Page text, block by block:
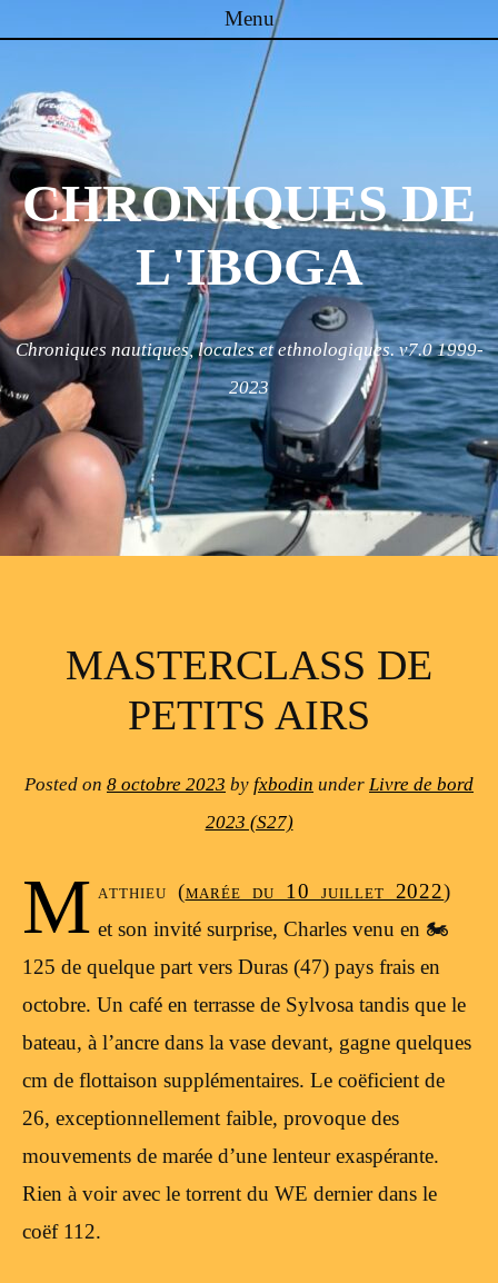
Menu
CHRONIQUES DE
L'IBOGA
Chroniques nautiques, locales et ethnologiques. v7.0 1999-
2023
MASTERCLASS DE
PETITS AIRS
Posted on 8 octobre 2023 by fxbodin under Livre de bord
2023 (S27)
M atthieu (marée du 10 juillet 2022)
et son invité surprise, Charles venu en 🏍️
125 de quelque part vers Duras (47) pays frais en
octobre. Un café en terrasse de Sylvosa tandis que le
bateau, à l’ancre dans la vase devant, gagne quelques
cm de flottaison supplémentaires. Le coëficient de
26, exceptionnellement faible, provoque des
mouvements de marée d’une lenteur exaspérante.
Rien à voir avec le torrent du WE dernier dans le
coëf 112.